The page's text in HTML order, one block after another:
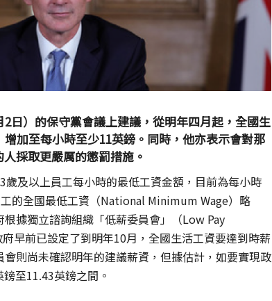
日）的保守黨會議上建議，從明年四月起，全國生
加至每小時至少11英鎊。同時，他亦表示會對那
採取更嚴厲的懲罰措施。
及以上員工每小時的最低工資金額，目前為每小時
的全國最低工資（National Minimum Wage）略
據獨立諮詢組織「低薪委員會」（Low Pay
早前已設定了到明年10月，全國生活工資要達到時薪
則尚未確認明年的建議薪資，但據估計，如要實現政
至11.43英鎊之間。